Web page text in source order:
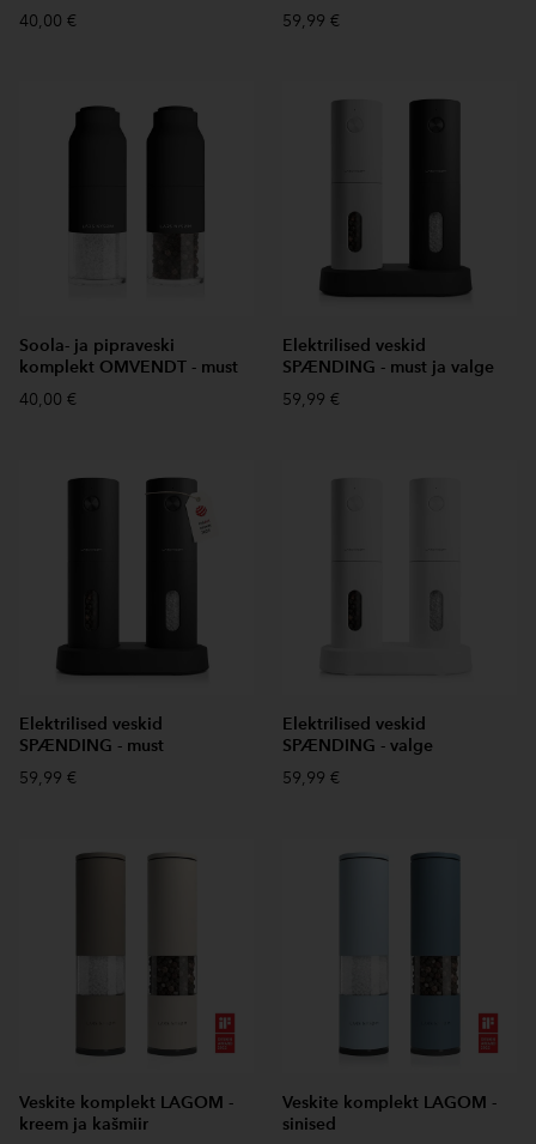
40,00 €
59,99 €
Soola- ja pipraveski
komplekt OMVENDT - must
40,00 €
Elektrilised veskid
SPÆNDING - must ja valge
59,99 €
Elektrilised veskid
SPÆNDING - must
59,99 €
Elektrilised veskid
SPÆNDING - valge
59,99 €
Veskite komplekt LAGOM -
kreem ja kašmiir
Veskite komplekt LAGOM -
sinised